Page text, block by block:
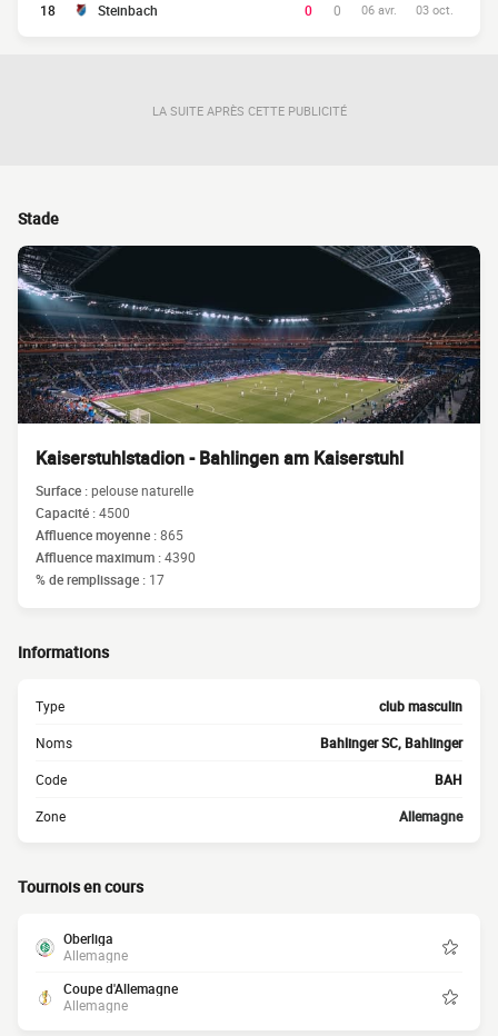
18 Steinbach 0 0 06 avr. 03 oct.
LA SUITE APRÈS CETTE PUBLICITÉ
Stade
Kaiserstuhlstadion - Bahlingen am Kaiserstuhl
Surface :pelouse naturelle
Capacité :4500
Affluence moyenne :865
Affluence maximum :4390
% de remplissage : 17
Informations
Type club masculin
Noms Bahlinger SC, Bahlinger
Code BAH
Zone Allemagne
Tournois en cours
Oberliga
Allemagne
Coupe d'Allemagne
Allemagne